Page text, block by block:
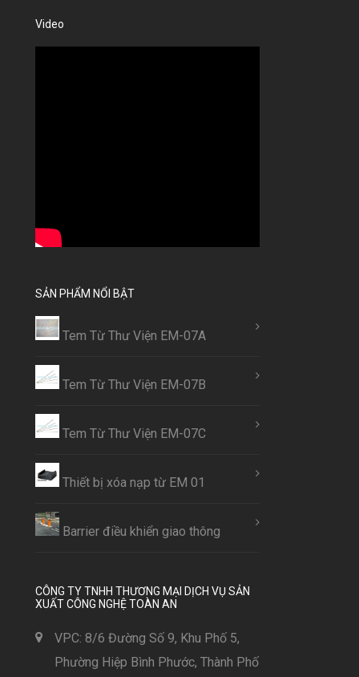
Video
SẢN PHẨM NỔI BẬT
Tem Từ Thư Viện EM-07A
Tem Từ Thư Viện EM-07B
Tem Từ Thư Viện EM-07C
Thiết bị xóa nạp từ EM 01
Barrier điều khiển giao thông
CÔNG TY TNHH THƯƠNG MẠI DỊCH VỤ SẢN
XUẤT CÔNG NGHỆ TOÀN AN
VPC: 8/6 Đường Số 9, Khu Phố 5,
Phường Hiệp Bình Phước, Thành Phố